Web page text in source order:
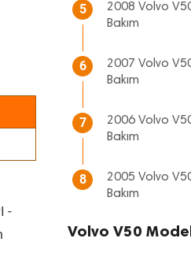
-
5
2008 Volvo
Bakım
6
2007 Volvo
Bakım
7
2006 Volvo
Bakım
8
2005 Volvo
Bakım
Volvo V50